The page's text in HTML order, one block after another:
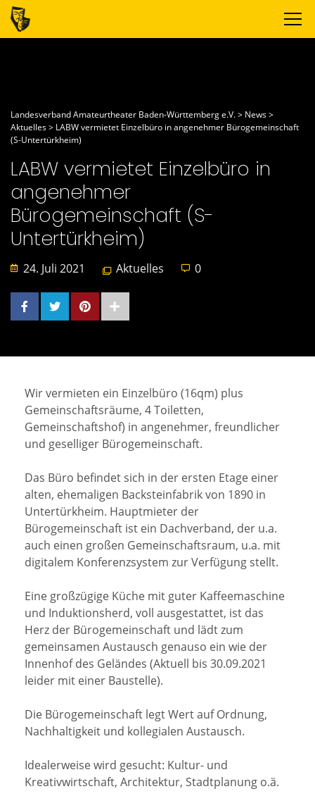
Landesverband Amateurtheater Baden-Württemberg e.V.> News>
Aktuelles> LABW vermietet Einzelbüro in angenehmer Bürogemeinschaft
(S-Untertürkheim)
LABW vermietet Einzelbüro in
angenehmer
Bürogemeinschaft (S-
Untertürkheim)
24. Juli 2021 Aktuelles 0
Wir vermieten ein Einzelbüro (16qm) plus
Gemeinschaftsräume, 4 Toiletten,
Gemeinschaftshof) in angenehmer, freundlicher
und geselliger Bürogemeinschaft.
Das Büro befindet sich in der ersten Etage einer
alten, ehemaligen Backsteinfabrik von 1890 in
Untertürkheim. Hauptmieter der
Bürogemeinschaft ist ein Dachverband, der u.a.
auch einen großen Gemeinschaftsraum, u.a. mit
digitalem Konferenzsystem zur Verfügung stellt.
Eine großzügige Küche mit guter Kaffeemaschine
und Induktionsherd, voll ausgestattet, ist das
Herz der Bürogemeinschaft und lädt zum
gemeinsamen Austausch genauso ein wie der
Innenhof des Geländes (Aktuell bis 30.09.2021
leider mit einer Baustelle).
Die Bürogemeinschaft legt Wert auf Ordnung,
Nachhaltigkeit und kollegialen Austausch.
Idealerweise wird gesucht: Kultur- und
Kreativwirtschaft, Architektur, Stadtplanung o.ä.